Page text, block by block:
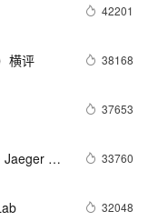
42201
横评 38168
37653
Jaeger 实
33760
32048